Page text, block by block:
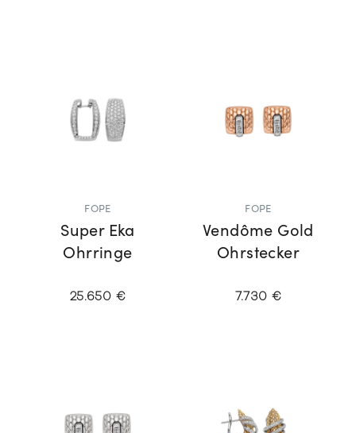
FOPE
Super Eka
Ohrringe
25.650 €
FOPE
Vendôme Gold
Ohrstecker
7.730 €